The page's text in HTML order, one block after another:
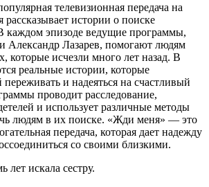
телевизионная передача на
истории о поиске
эпизоде ведущие программы,
Александр Лазарев, помогают людям
которые исчезли много лет назад. В
реальные истории, которые
переживать и надеяться на счастливый
проводит расследование,
и использует различные методы
людям в их поиске. «Жди меня» — это
передача, которая дает надежду
со своими близкими.
лет искала сестру.